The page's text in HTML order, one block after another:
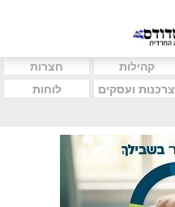
קהילות
חצרות
צרכנות ועסקים
לוחות